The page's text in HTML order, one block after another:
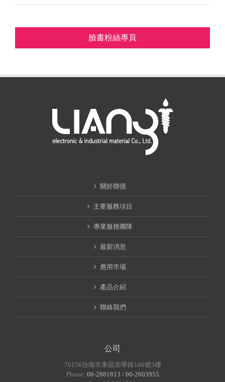
臉書粉絲專頁
關於聯億
主要服務項目
專業服務團隊
最新消息
應用市場
產品介紹
聯絡我們
公司
70156台南市東區崇學路166號5樓
Phone: 06-2881813 / 06-2603955